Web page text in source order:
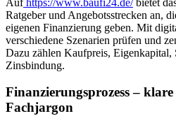
Ratgeber und Angebotsstrecken an,
eigenen Finanzierung geben. Mit
verschiedene Szenarien prüfen und
Dazu zählen Kaufpreis, Eigenkapital,
Zinsbindung.
Finanzierungsprozess –
Fachjargon